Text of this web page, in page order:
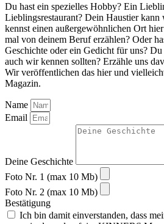
Du hast ein spezielles Hobby? Ein
Lieblingsrestaurant? Dein Haustier kann
kennst einen außergewöhnlichen Ort
mal von deinem Beruf erzählen? Oder
Geschichte oder ein Gedicht für uns?
auch wir kennen sollten? Erzähle uns
Wir veröffentlichen das hier und
Magazin.
Name
Email
Deine Geschichte
Foto Nr. 1 (max 10 Mb)
Foto Nr. 2 (max 10 Mb)
Bestätigung
Ich bin damit einverstanden, dass